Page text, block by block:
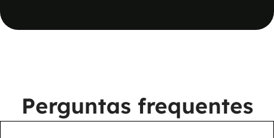
Perguntas frequentes